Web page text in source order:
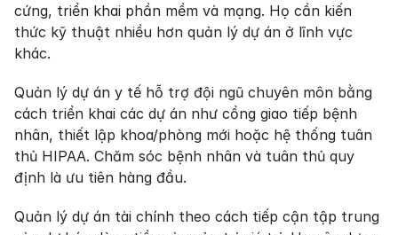
cứng, triển khai phần mềm và mạng. Họ cần kiến
thức kỹ thuật nhiều hơn quản lý dự án ở lĩnh vực
khác.
Quản lý dự án y tế hỗ trợ đội ngũ chuyên môn bằng
cách triển khai các dự án như cổng giao tiếp bệnh
nhân, thiết lập khoa/phòng mới hoặc hệ thống tuân
thủ HIPAA. Chăm sóc bệnh nhân và tuân thủ quy
định là ưu tiên hàng đầu.
Quản lý dự án tài chính theo cách tiếp cận tập trung